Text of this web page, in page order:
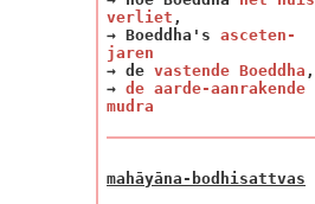
verliet ,
→ Boeddha's asceten-
jaren
→ de vastende Boeddha ,
→ de aarde-aanrakende
mudra
mahāyāna-bodhisattvas